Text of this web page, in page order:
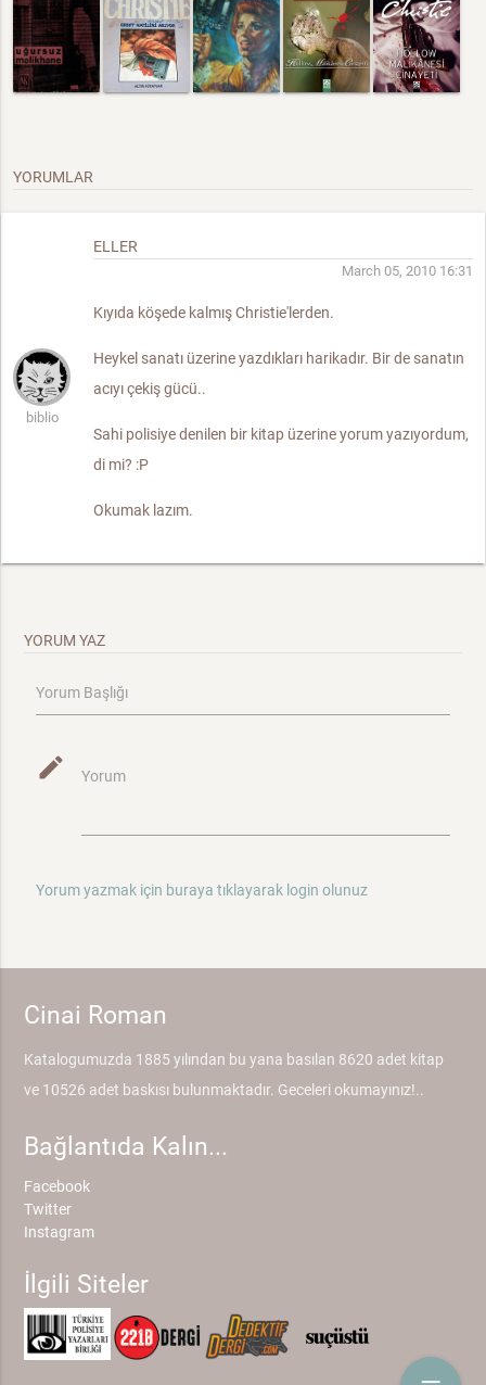
YORUMLAR
biblio
ELLER
March 05, 2010 16:31
Kıyıda köşede kalmış Christie'lerden.
Heykel sanatı üzerine yazdıkları harikadır. Bir de sanatın
acıyı çekiş gücü..
Sahi polisiye denilen bir kitap üzerine yorum yazıyordum,
di mi? :P
Okumak lazım.
YORUM YAZ
Yorum Başlığı
mode_edit Yorum
Yorum yazmak için buraya tıklayarak login olunuz
Cinai Roman
Katalogumuzda 1885 yılından bu yana basılan 8620 adet kitap
ve 10526 adet baskısı bulunmaktadır. Geceleri okumayınız!..
Bağlantıda Kalın...
Facebook
Twitter
Instagram
İlgili Siteler